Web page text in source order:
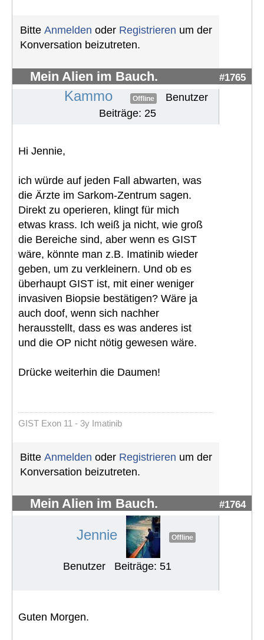
Bitte Anmelden oder Registrieren um der
Konversation beizutreten.
Mein Alien im Bauch. #1765
Kammo Offline
Benutzer
Beiträge: 25
Hi Jennie,
ich würde auf jeden Fall abwarten, was
die Ärzte im Sarkom-Zentrum sagen.
Direkt zu operieren, klingt für mich
etwas krass. Ich weiß ja nicht, wie groß
die Bereiche sind, aber wenn es GIST
wäre, könnte man z.B. Imatinib wieder
geben, um zu verkleinern. Und ob es
überhaupt GIST ist, mit einer weniger
invasiven Biopsie bestätigen? Wäre ja
auch doof, wenn sich nachher
herausstellt, dass es was anderes ist
und die OP nicht nötig gewesen wäre.
Drücke weiterhin die Daumen!
GIST Exon 11 - 3y Imatinib
Bitte Anmelden oder Registrieren um der
Konversation beizutreten.
Mein Alien im Bauch. #1764
Jennie Offline
Benutzer Beiträge: 51
Guten Morgen.